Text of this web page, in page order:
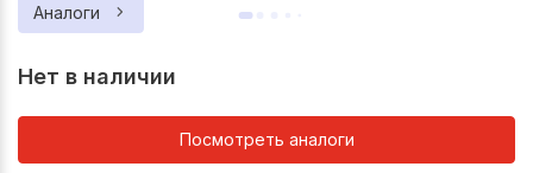
Аналоги
Нет в наличии
Посмотреть аналоги